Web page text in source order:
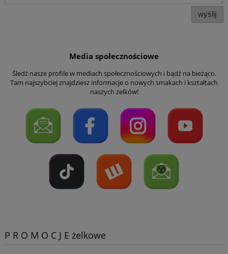
wyślij
Media społecznościowe
Śledź nasze profile w mediach społecznościowych i bądź na bieżąco.
Tam najszybciej znajdziesz informacje o nowych smakach i kształtach
naszych żelków!
P R O M O C J E żelkowe